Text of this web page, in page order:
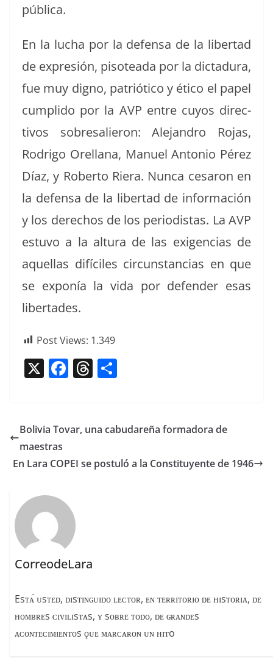
pública.
En la lucha por la defen­sa de la lib­er­tad
de expre­sión, pisotea­da por la dic­tadu­ra,
fue muy dig­no, patrióti­co y éti­co el papel
cumpli­do por la AVP entre cuyos direc­
tivos sobre­salieron: Ale­jan­dro Rojas,
Rodri­go Orel­lana, Manuel Anto­nio Pérez
Díaz, y Rober­to Riera. Nun­ca cesaron en
la defen­sa de la lib­er­tad de infor­ma­ción
y los dere­chos de los peri­odis­tas. La AVP
estu­vo a la altura de las exi­gen­cias de
aque­l­las difí­ciles cir­cun­stan­cias en que
se exponía la vida por defend­er esas
libertades.
Post Views: 1.349
X F
e
o
k
T
a
s
p
tir
Bolivia Tovar, una cabudareña formadora de
maestras
En Lara COPEI se postuló a la Constituyente de 1946
CorreodeLara
Esᴛᴀ́ ᴜsᴛᴇᴅ, ᴅɪsᴛɪɴɢᴜɪᴅᴏ ʟᴇᴄᴛᴏʀ, ᴇɴ ᴛᴇʀʀɪᴛᴏʀɪᴏ ᴅᴇ ʜɪsᴛᴏʀɪᴀ, ᴅᴇ
ʜᴏᴍʙʀᴇs ᴄɪᴠɪʟɪsᴛᴀs, ʏ sᴏʙʀᴇ ᴛᴏᴅᴏ, ᴅᴇ ɢʀᴀɴᴅᴇs
ᴀᴄᴏɴᴛᴇᴄɪᴍɪᴇɴᴛᴏs ϙᴜᴇ ᴍᴀʀᴄᴀʀᴏɴ ᴜɴ ʜɪᴛo